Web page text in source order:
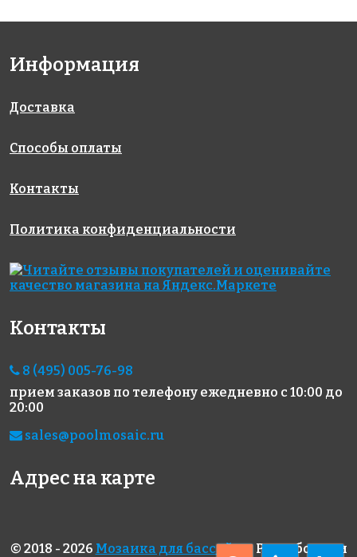
1850 руб./м²
316x316
1972 руб./м²
JNJ IA 48
на бумаге
327x327
JNJ 05.125
на бумаге
327x327
AKB073
на бумаге
327x327
1972 руб./м²
на бумаге
327x327
1972 руб./м²
327x327
Информация
Доставка
Способы оплаты
Контакты
Политика конфиденциальности
Контакты
8 (495) 005-76-98
прием заказов по телефону ежедневно с 10:00 до
20:00
sales@poolmosaic.ru
Адрес на карте
© 2018 - 2026 Мозаика для бассейна. Разработка и